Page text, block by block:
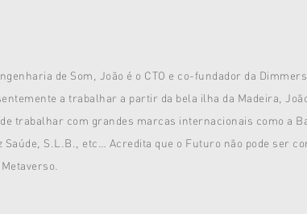
de Som, João é o CTO e co-fundador da
a trabalhar a partir da bela ilha da Madeira,
trabalhar com grandes marcas internacionais como a
S.L.B., etc… Acredita que o Futuro não pode ser